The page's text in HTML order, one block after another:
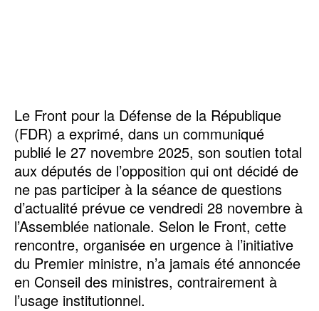
Le Front pour la Défense de la République
(FDR) a exprimé, dans un communiqué
publié le 27 novembre 2025, son soutien total
aux députés de l’opposition qui ont décidé de
ne pas participer à la séance de questions
d’actualité prévue ce vendredi 28 novembre à
l’Assemblée nationale. Selon le Front, cette
rencontre, organisée en urgence à l’initiative
du Premier ministre, n’a jamais été annoncée
en Conseil des ministres, contrairement à
l’usage institutionnel.